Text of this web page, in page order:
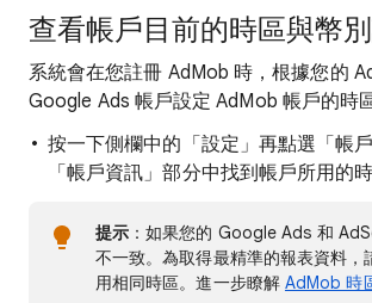
查看帳戶目前的時區與幣
系統會在您註冊 AdMob 時，根據您的
Google Ads 帳戶設定 AdMob 帳戶的時
按一下側欄中的「設定」再點選「帳
「帳戶資訊」部分中找到帳戶所用的
提示 ：如果您的 Google Ads 和
不一致。為取得最精準的報表資料，
用相同時區。進一步瞭解 AdMob 時